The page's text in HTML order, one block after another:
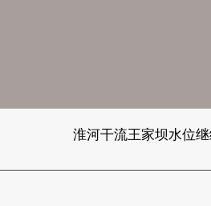
淮河干流王家坝水位